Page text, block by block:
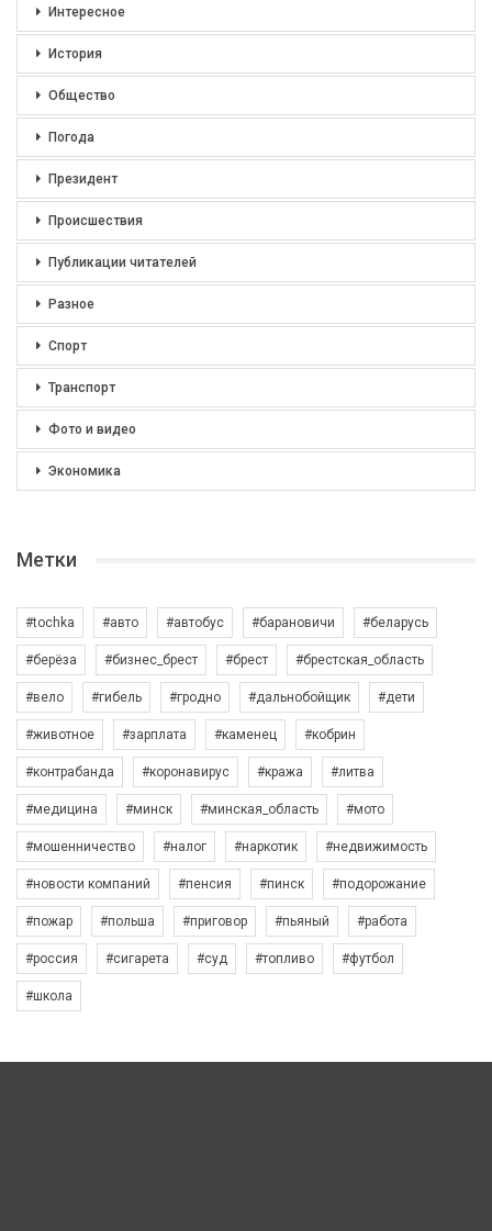
Интересное
История
Общество
Погода
Президент
Происшествия
Публикации читателей
Разное
Спорт
Транспорт
Фото и видео
Экономика
Метки
#tochka #авто #автобус #барановичи #беларусь
#берёза #бизнес_брест #брест #брестская_область
#вело #гибель #гродно #дальнобойщик #дети
#животное #зарплата #каменец #кобрин
#контрабанда #коронавирус #кража #литва
#медицина #минск #минская_область #мото
#мошенничество #налог #наркотик #недвижимость
#новости компаний #пенсия #пинск #подорожание
#пожар #польша #приговор #пьяный #работа
#россия #сигарета #суд #топливо #футбол
#школа